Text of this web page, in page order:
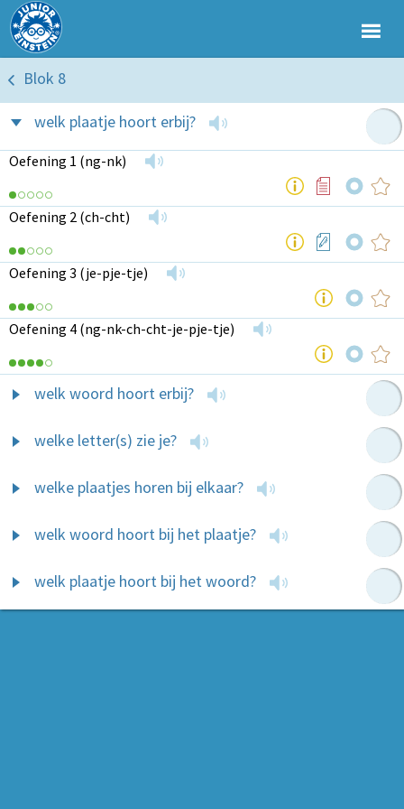
Blok 8
welk plaatje hoort erbij?
Oefening 1 (ng-nk)
Oefening 2 (ch-cht)
Oefening 3 (je-pje-tje)
Oefening 4 (ng-nk-ch-cht-je-pje-tje)
welk woord hoort erbij?
welke letter(s) zie je?
welke plaatjes horen bij elkaar?
welk woord hoort bij het plaatje?
welk plaatje hoort bij het woord?